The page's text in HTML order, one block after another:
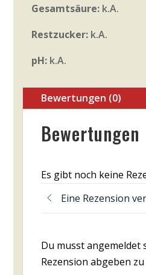
Gesamtsäure: k.A.
Restzucker: k.A.
pH: k.A.
Bewertungen (0)
Bewertungen
Es gibt noch keine
Eine Rezension
Du musst angemeldet
Rezension abgeben